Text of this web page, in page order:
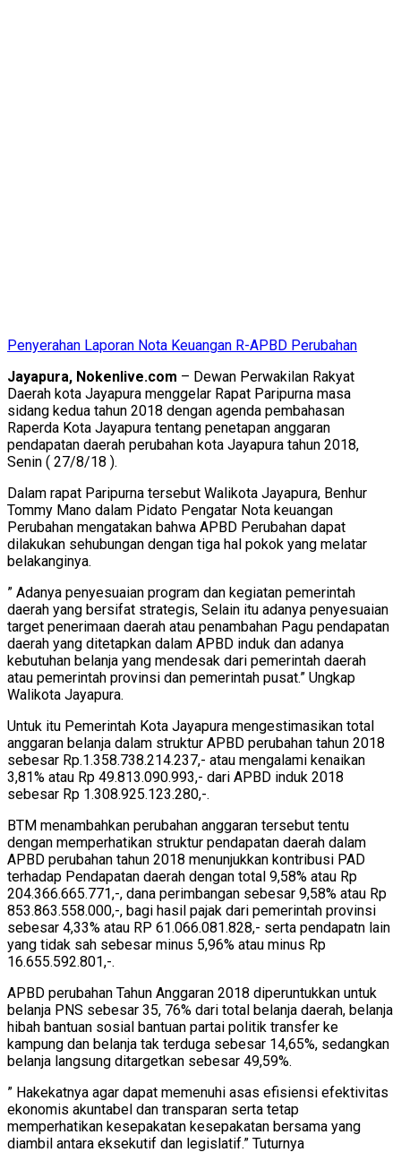
Penyerahan Laporan Nota Keuangan R-APBD Perubahan
Jayapura, Nokenlive.com – Dewan Perwakilan Rakyat
Daerah kota Jayapura menggelar Rapat Paripurna masa
sidang kedua tahun 2018 dengan agenda pembahasan
Raperda Kota Jayapura tentang penetapan anggaran
pendapatan daerah perubahan kota Jayapura tahun 2018,
Senin ( 27/8/18 ).
Dalam rapat Paripurna tersebut Walikota Jayapura, Benhur
Tommy Mano dalam Pidato Pengatar Nota keuangan
Perubahan mengatakan bahwa APBD Perubahan dapat
dilakukan sehubungan dengan tiga hal pokok yang melatar
belakanginya.
” Adanya penyesuaian program dan kegiatan pemerintah
daerah yang bersifat strategis, Selain itu adanya penyesuaian
target penerimaan daerah atau penambahan Pagu pendapatan
daerah yang ditetapkan dalam APBD induk dan adanya
kebutuhan belanja yang mendesak dari pemerintah daerah
atau pemerintah provinsi dan pemerintah pusat.” Ungkap
Walikota Jayapura.
Untuk itu Pemerintah Kota Jayapura mengestimasikan total
anggaran belanja dalam struktur APBD perubahan tahun 2018
sebesar Rp.1.358.738.214.237,- atau mengalami kenaikan
3,81% atau Rp 49.813.090.993,- dari APBD induk 2018
sebesar Rp 1.308.925.123.280,-.
BTM menambahkan perubahan anggaran tersebut tentu
dengan memperhatikan struktur pendapatan daerah dalam
APBD perubahan tahun 2018 menunjukkan kontribusi PAD
terhadap Pendapatan daerah dengan total 9,58% atau Rp
204.366.665.771,-, dana perimbangan sebesar 9,58% atau Rp
853.863.558.000,-, bagi hasil pajak dari pemerintah provinsi
sebesar 4,33% atau RP 61.066.081.828,- serta pendapatn lain
yang tidak sah sebesar minus 5,96% atau minus Rp
16.655.592.801,-.
APBD perubahan Tahun Anggaran 2018 diperuntukkan untuk
belanja PNS sebesar 35, 76% dari total belanja daerah, belanja
hibah bantuan sosial bantuan partai politik transfer ke
kampung dan belanja tak terduga sebesar 14,65%, sedangkan
belanja langsung ditargetkan sebesar 49,59%.
” Hakekatnya agar dapat memenuhi asas efisiensi efektivitas
ekonomis akuntabel dan transparan serta tetap
memperhatikan kesepakatan kesepakatan bersama yang
diambil antara eksekutif dan legislatif.” Tuturnya